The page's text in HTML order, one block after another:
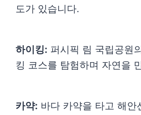
도가 있습니다.
하이킹: 퍼시픽 림 국립공원
킹 코스를 탐험하며 자연을
카약: 바다 카약을 타고 해안